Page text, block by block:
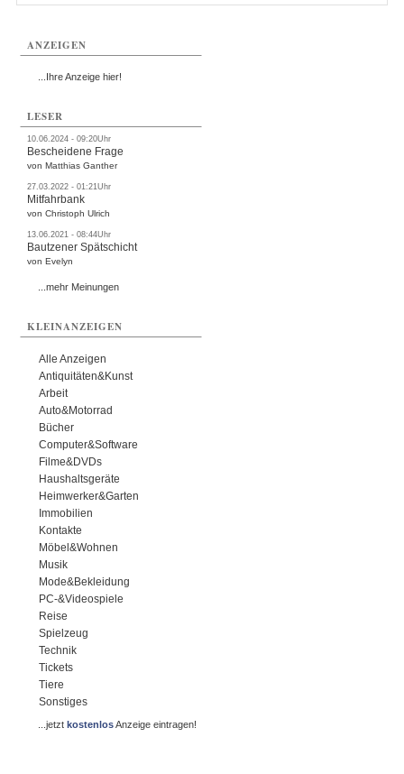
ANZEIGEN
...Ihre Anzeige hier!
LESER
10.06.2024 - 09:20Uhr
Bescheidene Frage
von Matthias Ganther
27.03.2022 - 01:21Uhr
Mitfahrbank
von Christoph Ulrich
13.06.2021 - 08:44Uhr
Bautzener Spätschicht
von Evelyn
...mehr Meinungen
KLEINANZEIGEN
Alle Anzeigen
Antiquitäten&Kunst
Arbeit
Auto&Motorrad
Bücher
Computer&Software
Filme&DVDs
Haushaltsgeräte
Heimwerker&Garten
Immobilien
Kontakte
Möbel&Wohnen
Musik
Mode&Bekleidung
PC-&Videospiele
Reise
Spielzeug
Technik
Tickets
Tiere
Sonstiges
...jetztkostenlosAnzeige eintragen!